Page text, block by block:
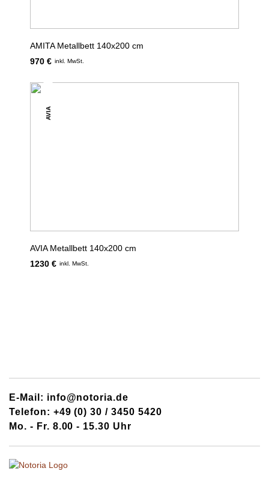
AMITA Metallbett 140x200 cm
970 € inkl. MwSt.
AVIA
AVIA Metallbett 140x200 cm
1230 € inkl. MwSt.
E-Mail: info@notoria.de
Telefon: +49 (0) 30 / 3450 5420
Mo. - Fr. 8.00 - 15.30 Uhr